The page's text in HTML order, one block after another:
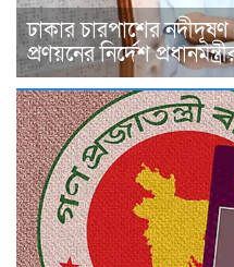
ঢাকার চারপাশের
প্রণয়নের নির্দেশ